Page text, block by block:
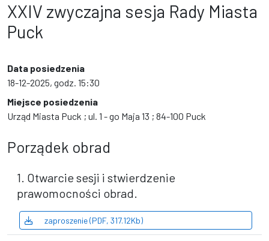
XXIV zwyczajna sesja Rady Miasta
Puck
Data posiedzenia
18-12-2025, godz. 15:30
Miejsce posiedzenia
Urząd Miasta Puck ; ul. 1 - go Maja 13 ; 84-100 Puck
Porządek obrad
1. Otwarcie sesji i stwierdzenie
prawomocności obrad.
zaproszenie (PDF, 317.12Kb)